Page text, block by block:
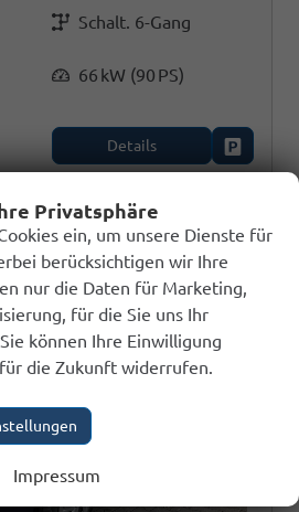
Getriebe
Schalt. 6-Gang
66 kW (90 PS)
Details
5,70 l/100km
g/km
Privatsphäre
ein, um unsere Dienste für
berücksichtigen wir Ihre
nur die Daten für Marketing,
für die Sie uns Ihr
können Ihre Einwilligung
die Zukunft widerrufen.
Impressum